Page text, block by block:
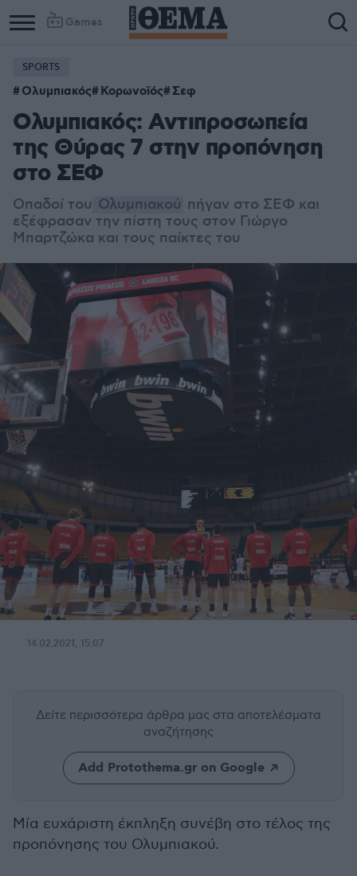
Games
SPORTS
Ολυμπιακός Κορωνοϊός Σεφ
Ολυμπιακός: Αντιπροσωπεία
της Θύρας 7 στην προπόνηση
στο ΣΕΦ
Οπαδοί του Ολυμπιακού πήγαν στο ΣΕΦ και
εξέφρασαν την πίστη τους στον Γιώργο
Μπαρτζώκα και τους παίκτες του
14.02.2021, 15:07
Δείτε περισσότερα άρθρα μας στα αποτελέσματα
αναζήτησης
Add Protothema.gr on Google
Μία ευχάριστη έκπληξη συνέβη στο τέλος της
προπόνησης του Ολυμπιακού.